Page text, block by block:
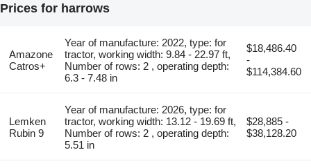
Prices for harrows
Amazone
Catros+
Year of manufacture: 2022, type: for
tractor, working width: 9.84 - 22.97 ft,
Number of rows: 2 , operating depth:
6.3 - 7.48 in
$18,486.40
-
$114,384.60
Lemken
Rubin 9
Year of manufacture: 2026, type: for
tractor, working width: 13.12 - 19.69 ft,
Number of rows: 2 , operating depth:
5.51 in
$28,885 -
$38,128.20